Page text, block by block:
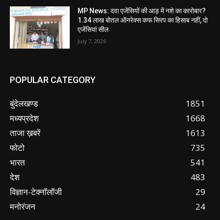
MP News: दवा एजेंसियों की आड़ में नशे का कारोबार?
1.34 लाख बोतल ऑनरेक्स कफ सिरप का हिसाब नहीं, दो
एजेंसियां सील
July 7, 2026
POPULAR CATEGORY
बुंदेलखण्ड
1851
मध्यप्रदेश
1668
ताजा ख़बरें
1613
फोटो
735
भारत
541
देश
483
विज्ञान-टेक्नॉलॉजी
29
मनोरंजन
24